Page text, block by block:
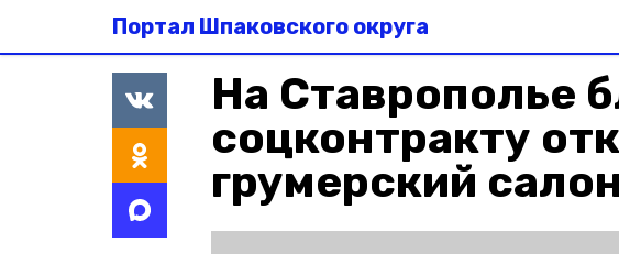
Портал Шпаковского округа
На Ставрополье
соцконтракту
грумерский салон